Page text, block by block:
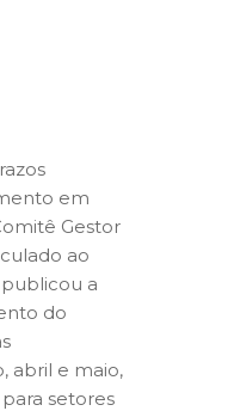
em
Gestor
ao
a
do
abril e maio,
setores